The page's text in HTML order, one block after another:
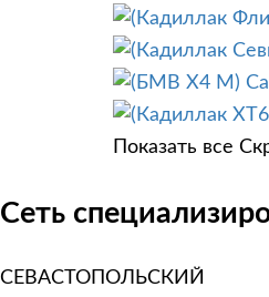
Показать все
Сеть
СЕВАСТОПОЛЬСКИЙ